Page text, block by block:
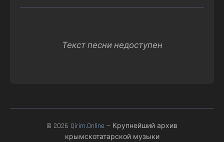
Текст песни недоступен
© 2026 Qirim.Online — Крупнейший архив
крымскотатарской музыки